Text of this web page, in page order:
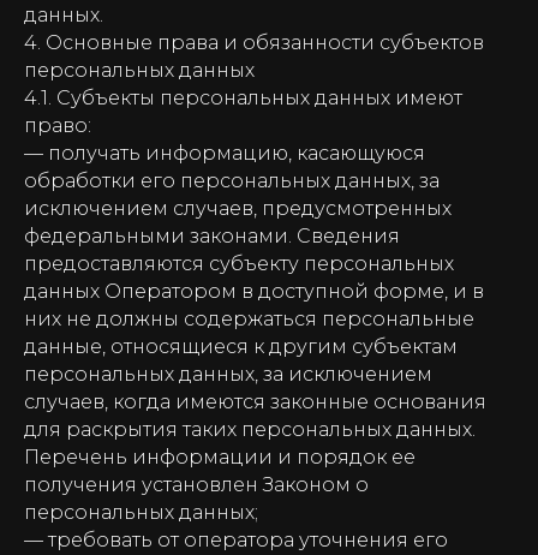
данных.
4. Основные права и обязанности субъектов
персональных данных
4.1. Субъекты персональных данных имеют
право:
— получать информацию, касающуюся
обработки его персональных данных, за
исключением случаев, предусмотренных
федеральными законами. Сведения
предоставляются субъекту персональных
данных Оператором в доступной форме, и в
них не должны содержаться персональные
данные, относящиеся к другим субъектам
персональных данных, за исключением
случаев, когда имеются законные основания
для раскрытия таких персональных данных.
Перечень информации и порядок ее
получения установлен Законом о
персональных данных;
— требовать от оператора уточнения его